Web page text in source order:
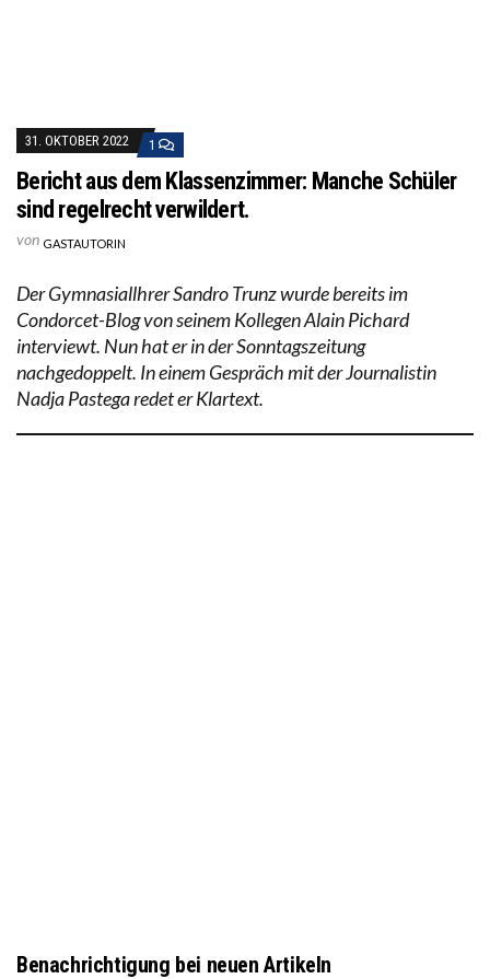
31. OKTOBER 2022 1
Bericht aus dem Klassenzimmer: Manche Schüler
sind regelrecht verwildert.
von GASTAUTORIN
Der Gymnasiallhrer Sandro Trunz wurde bereits im
Condorcet-Blog von seinem Kollegen Alain Pichard
interviewt. Nun hat er in der Sonntagszeitung
nachgedoppelt. In einem Gespräch mit der Journalistin
Nadja Pastega redet er Klartext.
Benachrichtigung bei neuen Artikeln